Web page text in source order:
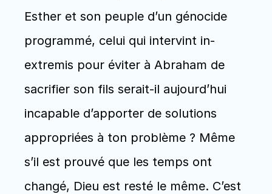
Esther et son peuple d’un génocide
programmé, celui qui intervint in-
extremis pour éviter à Abraham de
sacrifier son fils serait-il aujourd’hui
incapable d’apporter de solutions
appropriées à ton problème ? Même
s’il est prouvé que les temps ont
changé, Dieu est resté le même. C’est